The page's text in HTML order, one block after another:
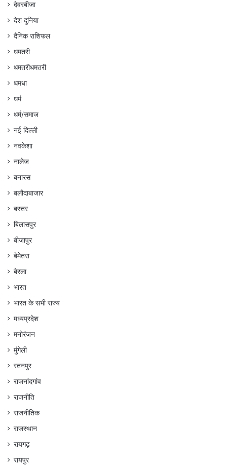
देवरबीजा
देश दुनिया
दैनिक राशिफल
धमतरी
धमतरीधमतरी
धमधा
धर्म
धर्म/समाज
नई दिल्ली
नवकेशा
नालेज
बनारस
बलौदाबाजार
बस्तर
बिलासपुर
बीजापुर
बेमेतरा
बेरला
भारत
भारत के सभी राज्य
मध्यप्रदेश
मनोरंजन
मुंगेली
रतनपुर
राजनांदगांव
राजनीति
राजनीतिक
राजस्थान
रायगढ़
रायपुर